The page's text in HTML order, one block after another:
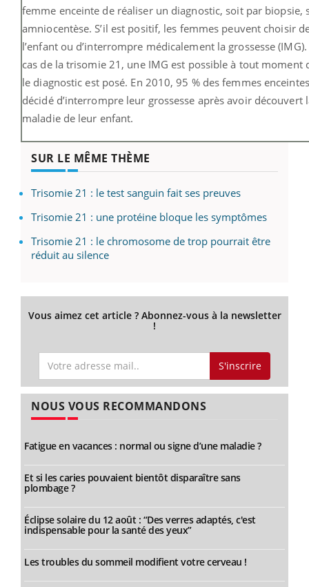
femme enceinte de réaliser un diagnostic, soit par biopsie,
amniocentèse. S’il est positif, les femmes peuvent choisir
l’enfant ou d’interrompre médicalement la grossesse
cas de la trisomie 21, une IMG est possible à tout moment
le diagnostic est posé. En 2010, 95 % des femmes
décidé d’interrompre leur grossesse après avoir découvert
maladie de leur enfant.
SUR LE MÊME THÈME
Trisomie 21 : le test sanguin fait ses preuves
Trisomie 21 : une protéine bloque les symptômes
Trisomie 21 : le chromosome de trop pourrait être
réduit au silence
Vous aimez cet article ? Abonnez-vous à la newsletter
!
S'inscrire
NOUS VOUS RECOMMANDONS
Fatigue en vacances : normal ou signe d’une maladie ?
Et si les caries pouvaient bientôt disparaître sans
plombage ?
Éclipse solaire du 12 août : “Des verres adaptés, c'est
indispensable pour la santé des yeux”
Les troubles du sommeil modifient votre cerveau !